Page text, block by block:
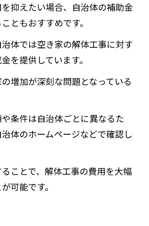
抑えたい場合、自治体の補助金
ともおすすめです。
体では空き家の解体工事に対す
を提供しています。
増加が深刻な問題となっている
条件は自治体ごとに異なるた
体のホームページなどで確認し
ことで、解体工事の費用を大幅
可能です。